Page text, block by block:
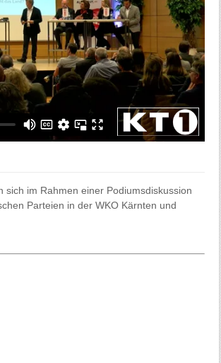
sich im Rahmen einer Podiumsdiskussion
Parteien in der WKO Kärnten und